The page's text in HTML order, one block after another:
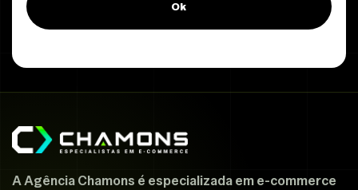
Ok
A Agência Chamons é especializada em e-commerce